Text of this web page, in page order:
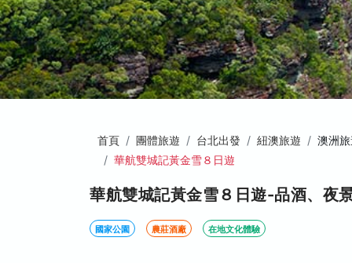
首頁 團體旅遊 台北出發 紐澳旅遊
澳洲
華航雙城記黃金雪８日遊
華航雙城記黃金雪８日遊-品酒、夜
國家公園 農莊酒廠 在地文化體驗